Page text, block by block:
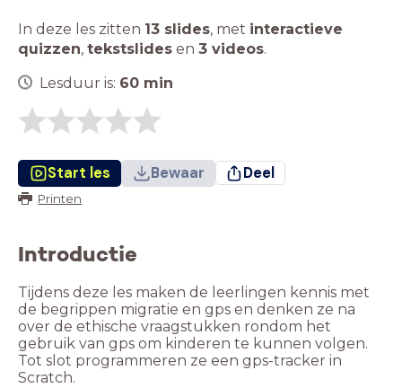
In deze les zitten 13 slides, met interactieve
quizzen, tekstslides en 3 videos.
Lesduur is: 60 min
Start les Bewaar Deel
Printen
Introductie
Tijdens deze les maken de leerlingen kennis met
de begrippen migratie en gps en denken ze na
over de ethische vraagstukken rondom het
gebruik van gps om kinderen te kunnen volgen.
Tot slot programmeren ze een gps-tracker in
Scratch.